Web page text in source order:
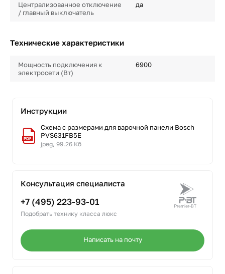
Централизованное отключение
/ главный выключатель
да
Технические характеристики
Мощность подключения к
электросети (Вт)
6900
Инструкции
Схема с размерами для варочной панели Bosch
PVS631FB5E
jpeg, 99.26 Кб
Консультация специалиста
+7 (495) 223-93-01
Подобрать технику класса люкс
Написать на почту